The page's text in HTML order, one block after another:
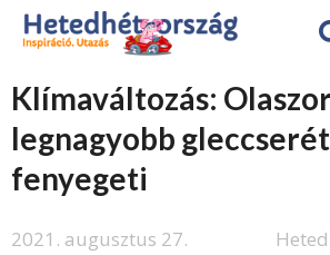
Klímaváltozás:
legnagyobb
fenyegeti
2021. augusztus 27.